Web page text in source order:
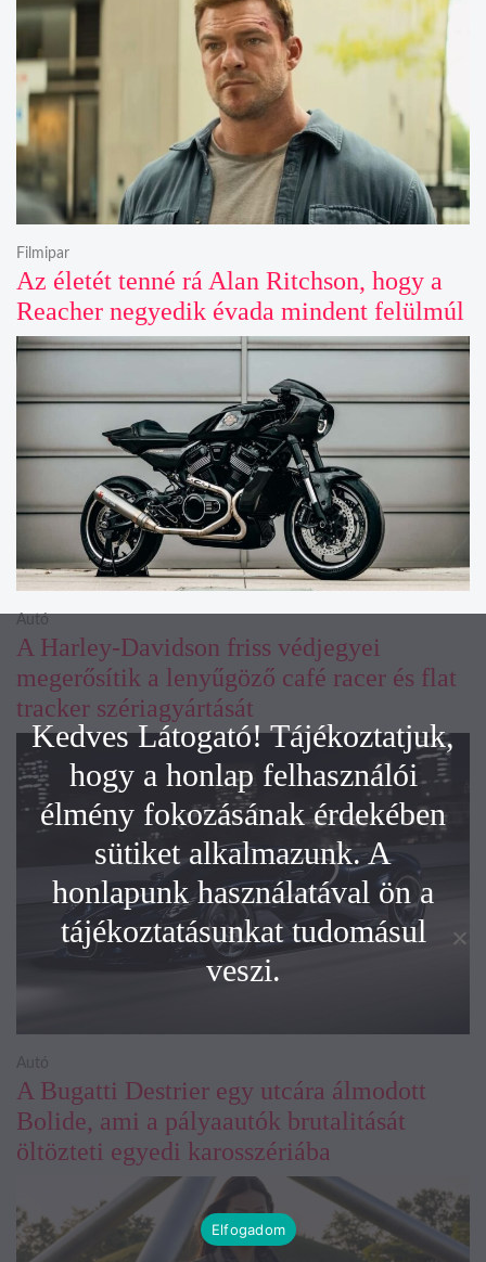
Az életét tenné rá Alan Ritchson, hogy a
Reacher negyedik évada mindent felülmúl
Filmipar
A Harley-Davidson friss védjegyei
megerősítik a lenyűgöző café racer és flat
tracker szériagyártását
Autó
A Bugatti Destrier egy utcára álmodott
Bolide, ami a pályaautók brutalitását
öltözteti egyedi karosszériába
Autó
Kedves Látogató! Tájékoztatjuk,
hogy a honlap felhasználói
élmény fokozásának érdekében
sütiket alkalmazunk. A
honlapunk használatával ön a
tájékoztatásunkat tudomásul
veszi.
Elfogadom